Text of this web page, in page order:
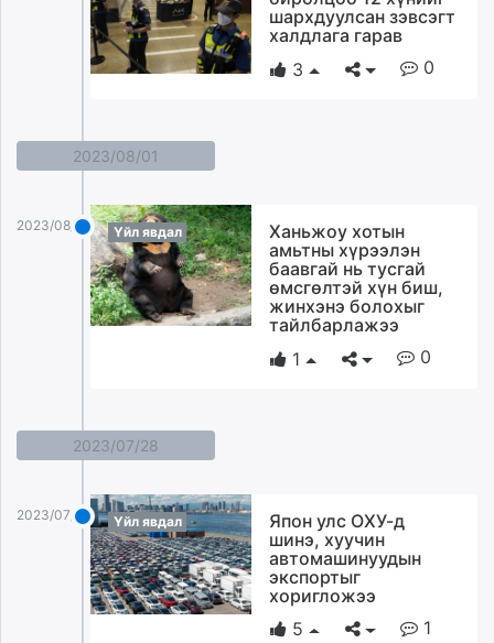
шархдуулсан зэвсэгт
халдлага гарав
3
0
2023/08/01
2023/08/01 Үйл явдал
Ханьжоу хотын
амьтны хүрээлэн
баавгай нь тусгай
өмсгөлтэй хүн биш,
жинхэнэ болохыг
тайлбарлажээ
1
0
2023/07/28
2023/07/28 Үйл явдал
Япон улс ОХУ-д
шинэ, хуучин
автомашинуудын
экспортыг
хоригложээ
5
1